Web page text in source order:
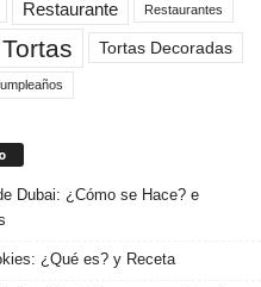
Restaurante Restaurantes
Tortas Tortas Decoradas
Dubai: ¿Cómo se Hace? e
¿Qué es? y Receta